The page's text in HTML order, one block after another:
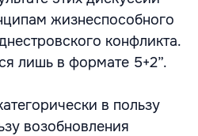
жизнеспособного
конфликта.
лишь в формате 5+2”.
в пользу
возобновления